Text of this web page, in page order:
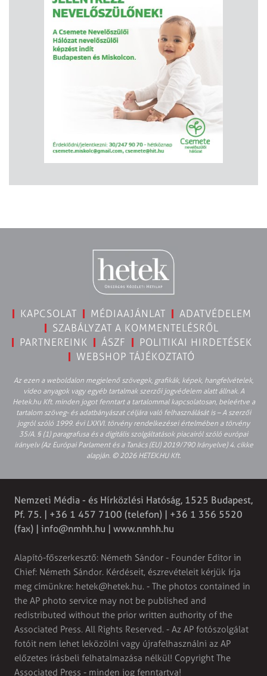
KAPCSOLAT MÉDIAAJÁNLAT
ADATVÉDELEM
SZABÁLYZAT A KOMMENTELÉSRŐL
PARTNEREINK
ÁSZF
POLITIKAI HIRDETÉSEK
WEBSHOP TÁJÉKOZTATÓ
Az ezen a weboldalon megjelenő szövegek, grafikák, képek, hangfelvételek,
video anyagok vagy egyéb tartalmak szerzői jogvédelem alatt állnak. A
Hetek.hu Kft. minden jogot fenntart a tartalommal kapcsolatosan, beleértve a
tartalom szöveg- és adatbányászat céljára való felhasználását is – A szerzői
jogról szóló 1999. évi LXXVI. törvény rendelkezései értelmében a törvény
35/A. § (1) paragrafusa és a digitális szolgáltatások piacairól szóló európai
irányelv (Az Európai Parlament és a Tanács (EU) 2019/790 Irányelve) 4. cikke
alapján. © 2026 HETEK.HU Kft.
Nemzeti Média - és Hírközlési Hatóság, 1525 Budapest,
Pf. 75. | +36 1 457 7100 (telefon) | +36 1 356 5520
(fax) | info@nmhh.hu | www.nmhh.hu
Alapító-főszerkesztő: Németh Sándor - Founder Editor in
Chief: Németh Sándor. Kérdéseit, észrevételeit kérjük írja
meg címünkre: hetek@hetek.hu. - The photos contained in
the AP photo service may not be published and
redistributed without the prior written authority of the
Associated Press. All Rights Reserved. - Az AP fotószolgálat
fotóit nem lehet leközölni vagy újrafelhasználni az AP
előzetes írásbeli felhatalmazása nélkül! Copyright The
Associated Press - minden jog fenntartva!